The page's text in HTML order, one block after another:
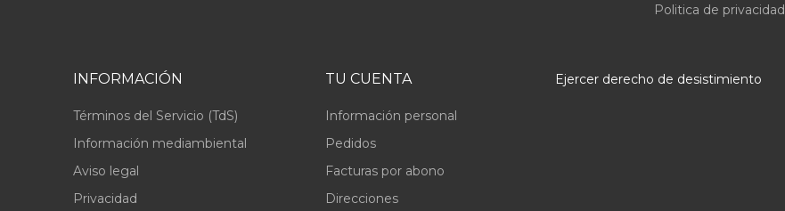
Politica de privacidad
INFORMACIÓN
Términos del Servicio (TdS)
Información mediambiental
Aviso legal
Privacidad
TU CUENTA
Información personal
Pedidos
Facturas por abono
Direcciones
Ejercer derecho de desistimiento